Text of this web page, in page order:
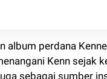
album perdana
Kenn sejak
sebagai sumber